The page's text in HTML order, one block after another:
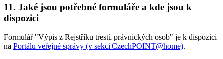
11. Jaké jsou potřebné formuláře a kde jsou k
dispozici
Formulář "Výpis z Rejstříku trestů právnických osob" je k dispozici
na Portálu veřejné správy (v sekci CzechPOINT@home).